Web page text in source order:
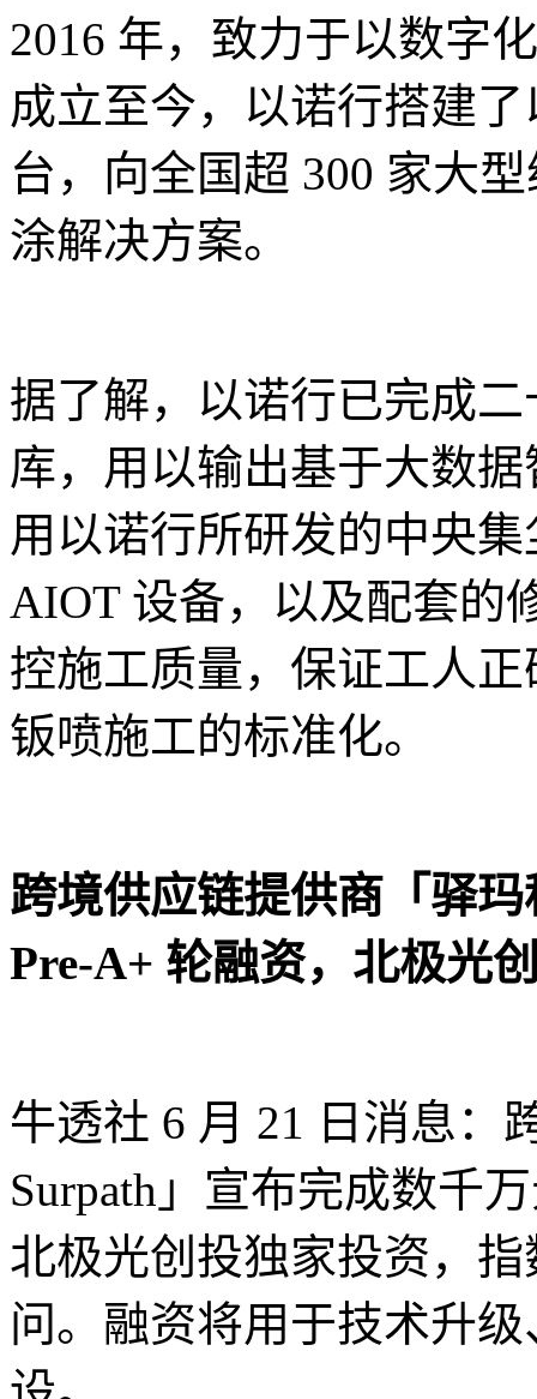
2016 年，致力于以数字
成立至今，以诺行搭建
台，向全国超 300 家大
涂解决方案。
据了解，以诺行已完成
库，用以输出基于大数
用以诺行所研发的中央
AIOT 设备，以及配套的
控施工质量，保证工人
钣喷施工的标准化。
跨境供应链提供商「驿
Pre-A+ 轮融资，北极光
牛透社 6 月 21 日消息：
Surpath」宣布完成数千
北极光创投独家投资，
问。融资将用于技术升